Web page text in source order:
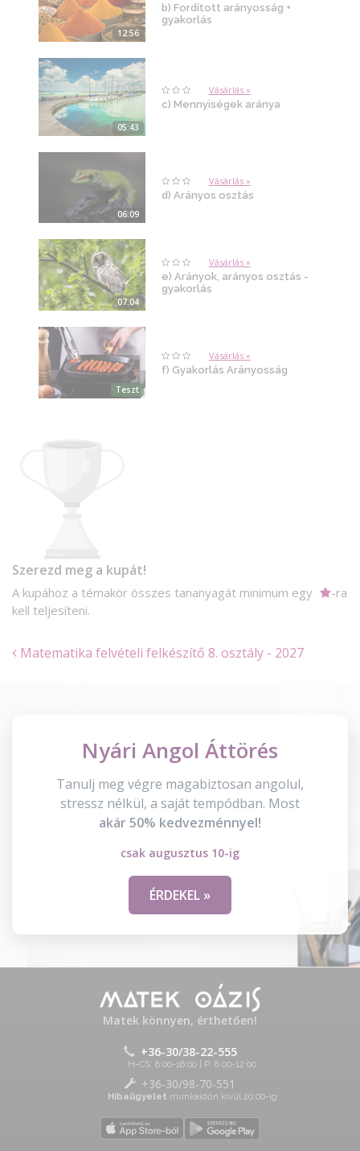
12:56
b) Fordított arányosság +
gyakorlás
05:43
Vásárlás »
c) Mennyiségek aránya
06:09
Vásárlás »
d) Arányos osztás
07:04
Vásárlás »
e) Arányok, arányos osztás -
gyakorlás
Teszt
Vásárlás »
f) Gyakorlás Arányosság
Szerezd meg a kupát!
A kupához a témakör összes tananyagát minimum egy
-ra
kell teljesíteni.
Matematika felvételi felkészítő 8. osztály - 2027
Nyári Angol Áttörés
Tanulj meg végre magabiztosan angolul,
stressz nélkül, a saját tempódban. Most
akár 50% kedvezménnyel!
csak augusztus 10-ig
ÉRDEKEL »
Matek könnyen, érthetően!
+36-30/38-22-555
H-CS: 8:00-16:00 | P: 8:00-12:00
+36-30/98-70-551
Hibaügyelet munkaidőn kívül 20:00-ig